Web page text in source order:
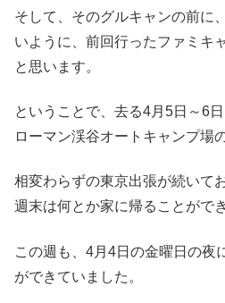
そして、そのグルキャンの前に
いように、前回行ったファミキ
と思います。
ということで、去る4月5日～6
ローマン渓谷オートキャンプ場
相変わらずの東京出張が続いて
週末は何とか家に帰ることがで
この週も、4月4日の金曜日の夜
ができていました。